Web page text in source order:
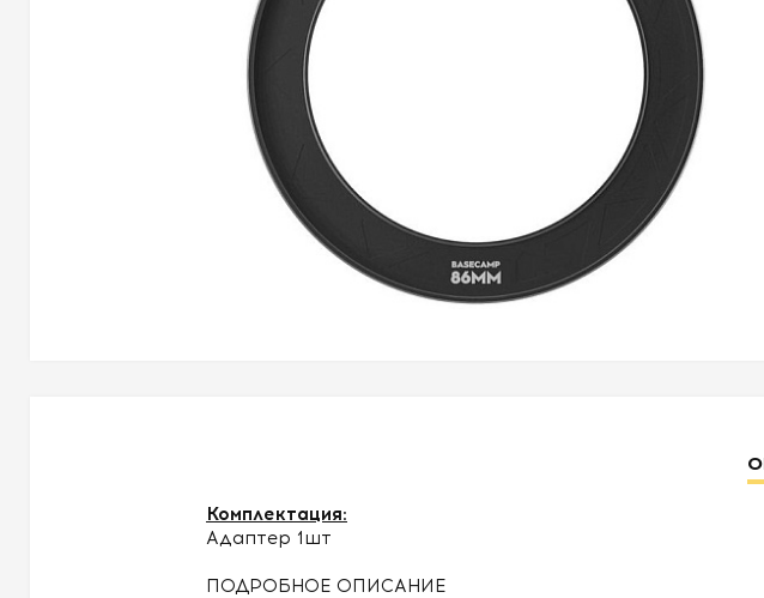
Комплектация:
Адаптер 1шт
ПОДРОБНОЕ ОПИСАНИЕ